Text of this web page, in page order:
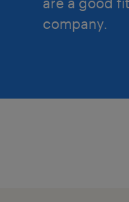
company.